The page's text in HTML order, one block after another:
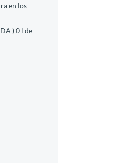
en los
) 0 l de